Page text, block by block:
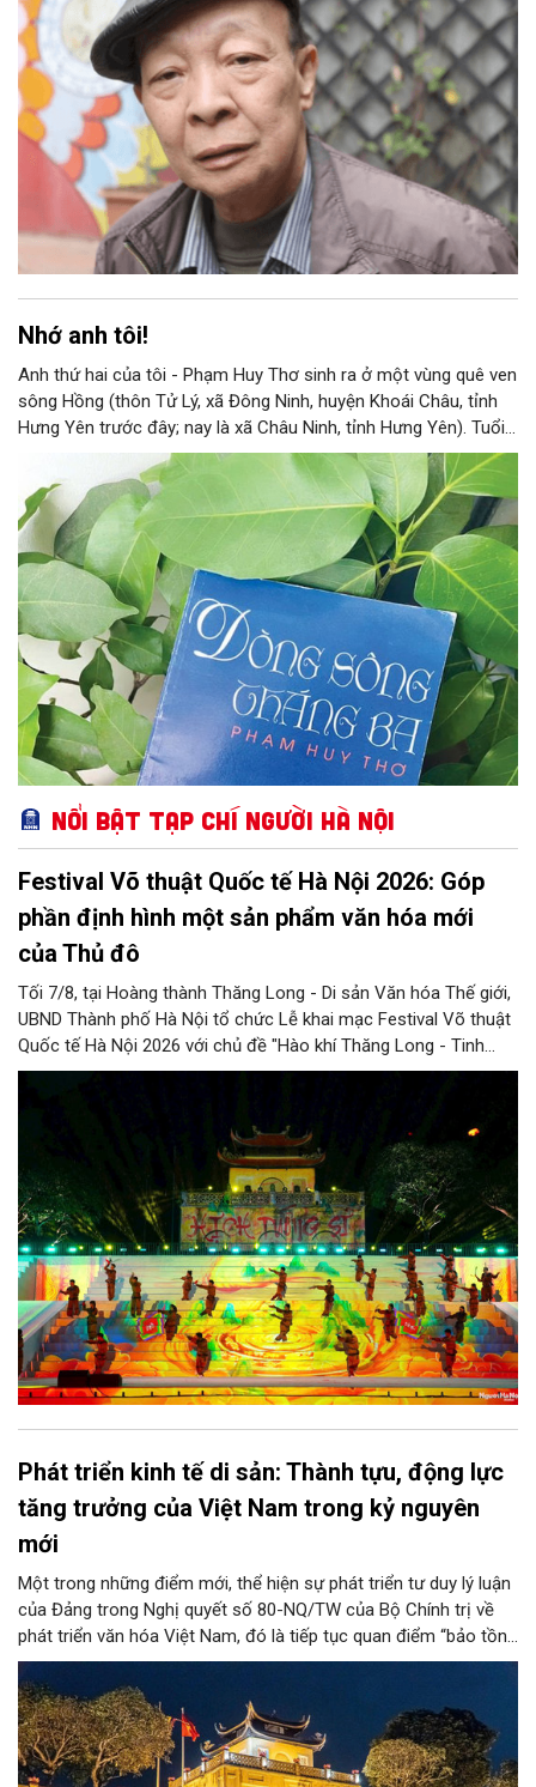
Nhớ anh tôi!
Anh thứ hai của tôi - Phạm Huy Thơ sinh ra ở một vùng quê ven
sông Hồng (thôn Tử Lý, xã Đông Ninh, huyện Khoái Châu, tỉnh
Hưng Yên trước đây; nay là xã Châu Ninh, tỉnh Hưng Yên). Tuổi
thơ của anh em chúng tôi lớn lên giữa thiếu thốn đủ bề. Nhà
đông con, ruộng ít, năm nào nước sông dâng cao là cả làng lại
trắng đồng. Cái đói, cái nghèo không phải điều gì ghê gớm bởi
chúng tôi quen với nó từ thuở nhỏ.
Nổi bật Tạp chí Người Hà Nội
Festival Võ thuật Quốc tế Hà Nội 2026: Góp
phần định hình một sản phẩm văn hóa mới
của Thủ đô
Tối 7/8, tại Hoàng thành Thăng Long - Di sản Văn hóa Thế giới,
UBND Thành phố Hà Nội tổ chức Lễ khai mạc Festival Võ thuật
Quốc tế Hà Nội 2026 với chủ đề "Hào khí Thăng Long - Tinh
hoa võ Việt". Lần đầu tiên được tổ chức, Festival đánh dấu
hóa - thể thao mang tầm quốc tế, góp phần tôn vinh truyền
thống thượng võ dân tộc, quảng bá hình ảnh Hà Nội và thúc đẩy
giao lưu văn hóa, thể thao với bạn bè thế giới.
Phát triển kinh tế di sản: Thành tựu, động lực
tăng trưởng của Việt Nam trong kỷ nguyên
mới
Một trong những điểm mới, thể hiện sự phát triển tư duy lý luận
của Đảng trong Nghị quyết số 80-NQ/TW của Bộ Chính trị về
phát triển văn hóa Việt Nam, đó là tiếp tục quan điểm “bảo tồn
và phát huy giá trị di sản văn hóa gắn kết với phát triển kinh tế -
xã hội và du lịch”; đồng thời, nâng lên một tầm cao mới: “phát
triển kinh tế di sản”.